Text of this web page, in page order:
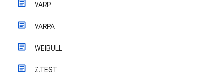
VARP
VARPA
WEIBULL
Z.TEST